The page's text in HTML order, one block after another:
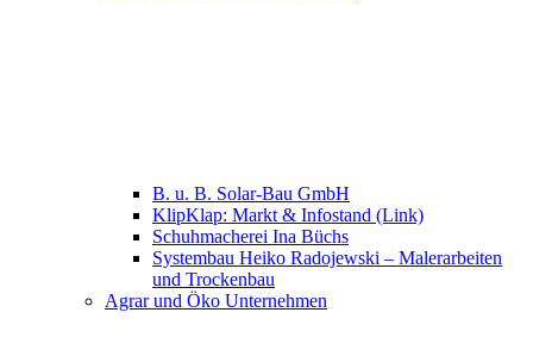
B. u. B. Solar-Bau GmbH
KlipKlap: Markt & Infostand (Link)
Schuhmacherei Ina Büchs
Systembau Heiko Radojewski – Malerarbeiten
und Trockenbau
Agrar und Öko Unternehmen